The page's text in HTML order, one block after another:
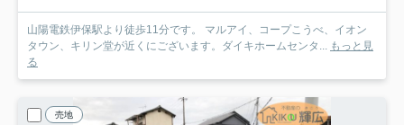
山陽電鉄伊保駅より徒歩11分です。 マルアイ、コープこうべ、イオン
タウン、キリン堂が近くにございます。ダイキホームセンタ... もっと見
る
売地